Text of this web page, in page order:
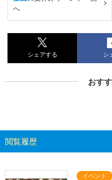
へ
シェアする シ
おす
閲覧履歴